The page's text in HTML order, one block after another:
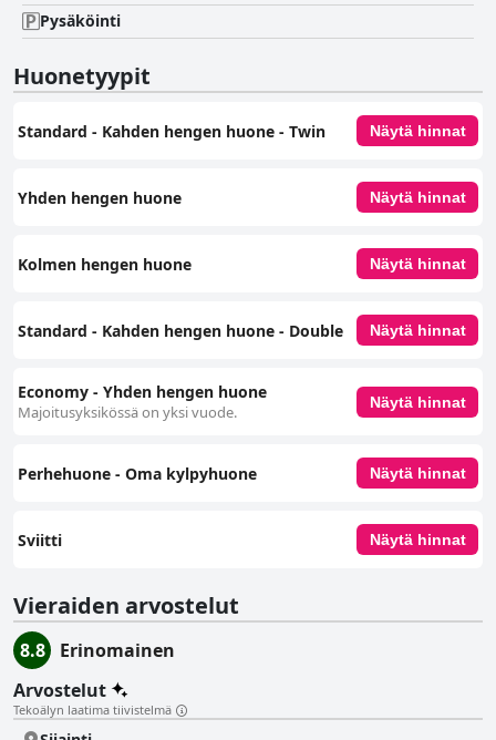
positiivista, mikä edistää rentouttavaa oleskelua. Kaiken kaikkiaan Hotel
Tomasia pidetään erittäin hyvänä sen erinomaisen sijainnin, herkullisen
henkilökunnan ja luotettavan Wi-Fi:n ansiosta, mikä tekee siitä
monipuolisen valinnan matkailijoille.
Pysäköinti
Huonetyypit
Standard - Kahden hengen huone - Twin Näytä hinnat
Yhden hengen huone Näytä hinnat
Kolmen hengen huone Näytä hinnat
Standard - Kahden hengen huone - Double Näytä hinnat
Economy - Yhden hengen huone
Majoitusyksikössä on yksi vuode.
Näytä hinnat
Perhehuone - Oma kylpyhuone Näytä hinnat
Sviitti Näytä hinnat
Vieraiden arvostelut
8.8
Erinomainen
Arvostelut
Tekoälyn laatima tiivistelmä